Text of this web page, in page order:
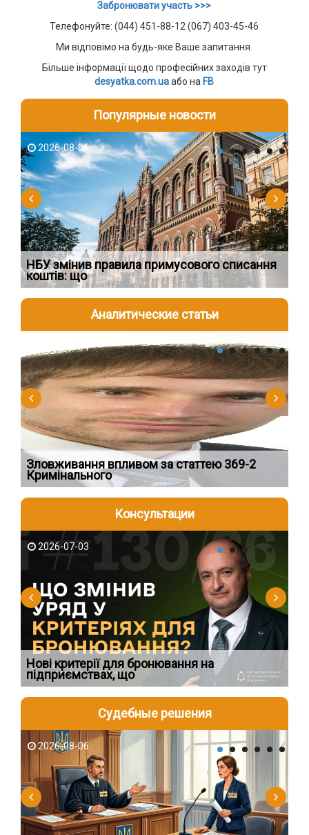
Забронювати участь >>>
Телефонуйте: (044) 451-88-12 (067) 403-45-46
Ми відповімо на будь-яке Ваше запитання.
Більше інформації щодо професійних заходів тут
desyatka.com.ua або на FB
Популярные новости
2026-08-06
НБУ змінив правила примусового списання
коштів: що
Аналитические статьи
2026-08-04
Зловживання впливом за статтею 369-2
Кримінального
Консультации
2026-07-03
Нові критерії для бронювання на
підприємствах, що
Судебные решения
2026-08-06